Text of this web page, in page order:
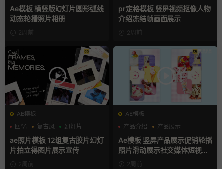
团队介绍
Ae模板 横竖版幻灯片圆形弧线
动态轮播照片相册
2周前
动态海报
pr定格模板 竖屏视频抠像人物
介绍冻结帧画面展示
2周前
AE模板
回忆
复古风 幻灯片
ae照片模板 12组复古胶片幻灯
片拍立得图片展示宣传
2周前
AE模板
产品介绍
产品展示
卡通模板
Ae模板 竖屏产品展示促销轮播
照片滑动展示社交媒体短视频
片头2周前